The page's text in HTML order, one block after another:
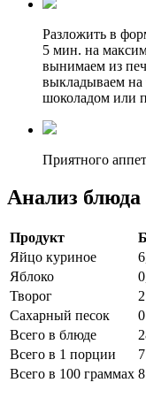
Разложить в
5 мин. на
вынимаем из
выкладываем
шоколадом или
Приятного
Анализ блюда
Продукт
Яйцо куриное
Яблоко
Творог
Сахарный песок
0
Всего в блюде
Всего в 1 порции
7
Всего в 100 граммах 8